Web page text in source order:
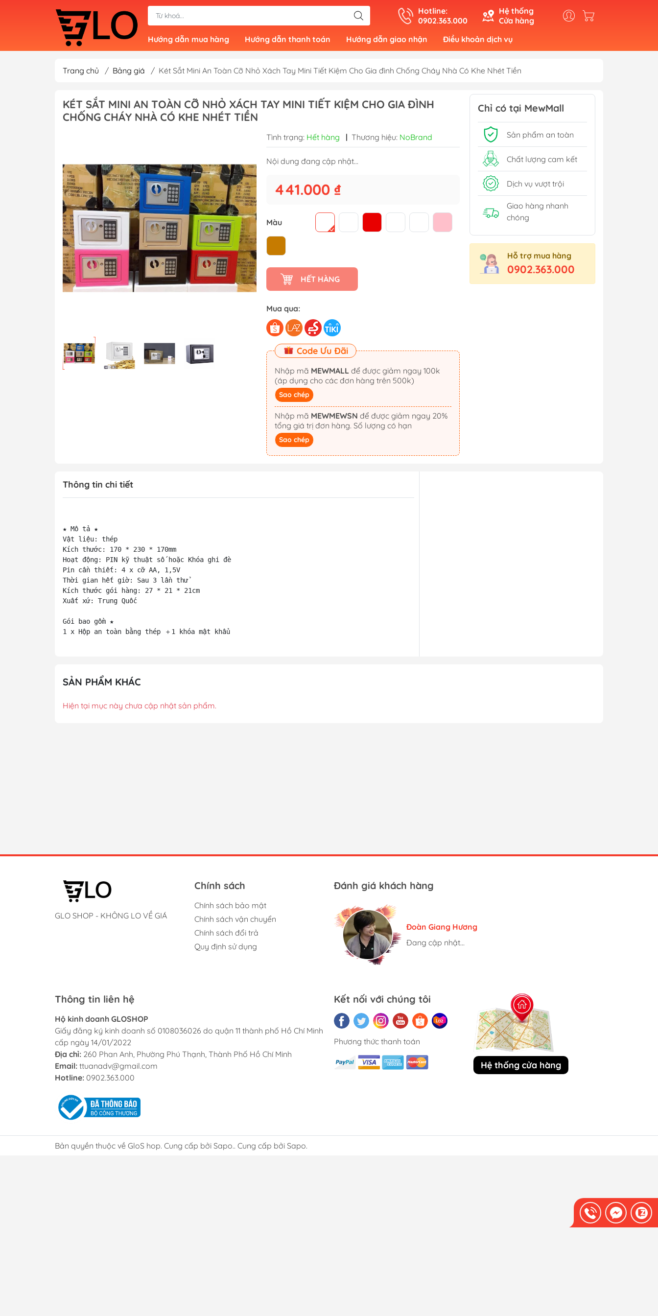
Hotline:
0902.363.000
Hệ thống
Cửa hàng
Hướng dẫn mua hàng
Hướng dẫn thanh toán Hướng dẫn giao nhận Điều khoản dịch vụ
Trang chủ / Bảng giá / Két Sắt Mini An Toàn Cỡ Nhỏ Xách Tay Mini Tiết Kiệm Cho Gia đình Chống Cháy Nhà Có Khe Nhét Tiền
KÉT SẮT MINI AN TOÀN CỠ NHỎ XÁCH TAY MINI TIẾT KIỆM CHO GIA ĐÌNH
CHỐNG CHÁY NHÀ CÓ KHE NHÉT TIỀN
Tình trạng: Hết hàng | Thương hiệu: NoBrand
Nội dung đang cập nhật...
441.000 ₫
Màu
HẾT HÀNG
Mua qua:
Code Ưu Đãi
Nhập mã MEWMALLđể được giảm ngay 100k
(áp dụng cho các đơn hàng trên 500k)
Sao chép
Nhập mã MEWMEWSN
tổng giá trị đơn hàng. Số lượng có hạn
Sao chép
Chỉ có tại MewMall
Sản phẩm an toàn
Chất lượng cam kết
Dịch vụ vượt trội
Giao hàng nhanh
chóng
Hỗ trợ mua hàng
0902.363.000
Thông tin chi tiết
★ Mô tả ★
Vật liệu: thép
Kích thước: 170 * 230 * 170mm
Hoạt động: PIN kỹ thuật số hoặc Khóa ghi đè
Pin cần thiết: 4 x cỡ AA, 1,5V
Thời gian hết giờ: Sau 3 lần thử
Kích thước gói hàng: 27 * 21 * 21cm
Xuất xứ: Trung Quốc
Gói bao gồm ★
1 x Hộp an toàn bằng thép ＋1 khóa mật khẩu
SẢN PHẨM KHÁC
Hiện tại mục này chưa cập nhật sản phẩm.
GLO SHOP - KHÔNG LO VỀ GIÁ
Chính sách
Chính sách bảo mật
Chính sách vận chuyển
Chính sách đổi trả
Quy định sử dụng
Đánh giá khách hàng
Hương Suri
Đang cập nhật...
Đoàn Giang Hương
Đang cập nhật...
Ngọc Anh
Đang cập nhật...
Thông tin liên hệ
Hộ kinh doanh GLOSHOP
Giấy đăng ký kinh doanh số 0108036026 do quận 11 thành phố Hồ Chí Minh
cấp ngày 14/01/2022
Địa chỉ: 260 Phan Anh, Phường Phú Thạnh, Thành Phố Hồ Chí Minh
Email: ttuanadv@gmail.com
Hotline: 0902.363.000
Kết nối với chúng tôi
Phương thức thanh toán
Hệ thống cửa hàng
Bản quyền thuộc về GloS hop. Cung cấp bởi Sapo.. Cung cấp bởi Sapo.